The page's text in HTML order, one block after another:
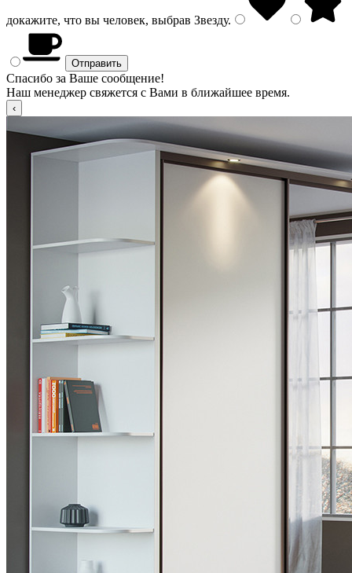
докажите, что вы человек, выбрав Звезду.
Спасибо за Ваше сообщение!
Наш менеджер свяжется с Вами в ближайшее время.